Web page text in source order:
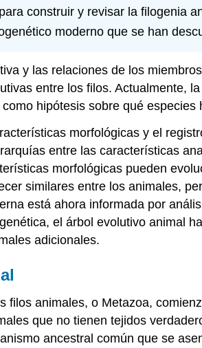
construir y revisar la filogenia
moderno que se han
y las relaciones de los
entre los filos. Actualmente,
hipótesis sobre qué
morfológicas y el
entre las características
morfológicas pueden
similares entre los animales,
está ahora informada por
el árbol evolutivo animal
adicionales.
filos animales, o Metazoa,
que no tienen tejidos
ancestral común que se